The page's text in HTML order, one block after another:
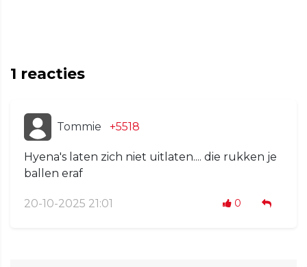
1 reacties
Tommie +5518
Hyena's laten zich niet uitlaten.... die rukken je
ballen eraf
20-10-2025 21:01 0